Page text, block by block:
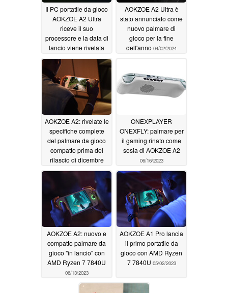
Il PC portatile da gioco
AOKZOE A2 Ultra
riceve il suo
processore e la data di
lancio viene rivelata
04/09/2024
AOKZOE A2 Ultra è
stato annunciato come
nuovo palmare di
gioco per la fine
dell'anno 04/02/2024
AOKZOE A2: rivelate le
specifiche complete
del palmare da gioco
compatto prima del
rilascio di dicembre
202312/16/2023
ONEXPLAYER
ONEXFLY: palmare per
il gaming rinato come
sosia di AOKZOE A2
06/16/2023
AOKZOE A2: nuovo e
compatto palmare da
gioco "in lancio" con
AMD Ryzen 7 7840U
06/13/2023
AOKZOE A1 Pro lancia
il primo portatile da
gioco con AMD Ryzen
7 7840U 05/02/2023